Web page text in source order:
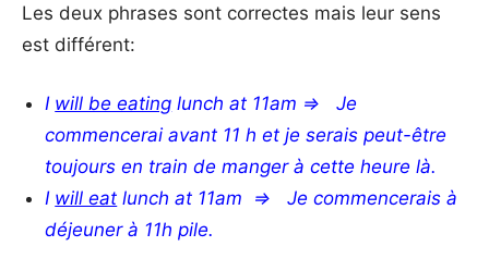
Les deux phrases sont correctes mais leur sens
est différent:
I will be eating lunch at 11am => Je
commencerai avant 11 h et je serais peut-être
toujours en train de manger à cette heure là.
I will eat lunch at 11am => Je commencerais à
déjeuner à 11h pile.